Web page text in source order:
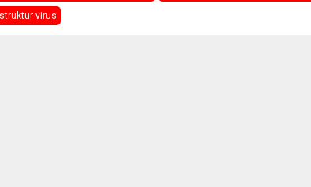
struktur virus